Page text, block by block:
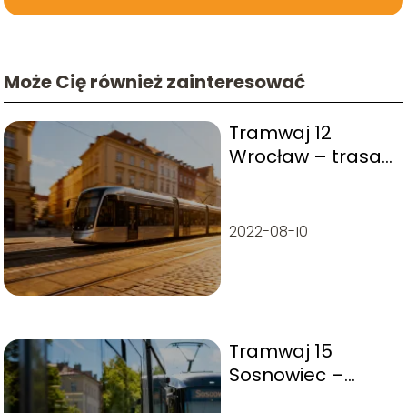
Może Cię również zainteresować
Tramwaj 12
Wrocław – trasa,
2022-08-10
Tramwaj 15
Sosnowiec –